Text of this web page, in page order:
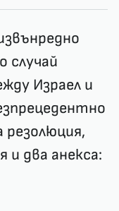
случай
Израел и
резолюция,
и два анекса: